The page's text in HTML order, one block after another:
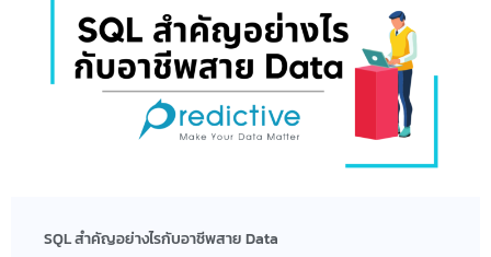
SQL สำคัญอย่างไรกับอาชีพสาย Data